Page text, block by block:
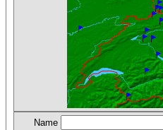
Name